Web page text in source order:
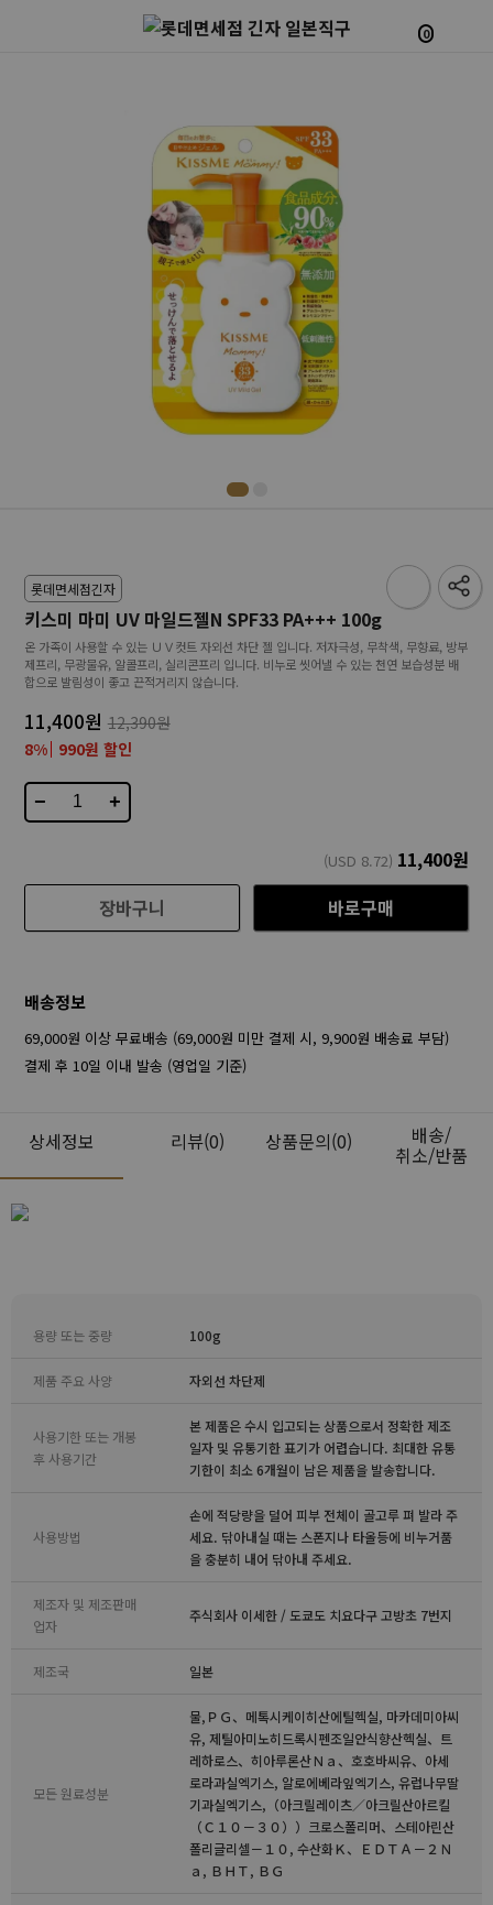
0
롯데면세점긴자
키스미 마미 UV 마일드젤N SPF33 PA+++ 100g
온 가족이 사용할 수 있는 ＵＶ컷트 자외선 차단 젤 입니다. 저자극성, 무착색, 무향료, 방부
제프리, 무광물유, 알콜프리, 실리콘프리 입니다. 비누로 씻어낼 수 있는 천연 보습성분 배
합으로 발림성이 좋고 끈적거리지 않습니다.
11,400원 12,390원
8% 990원 할인
− +
(USD 8.72) 11,400원
장바구니
바로구매
배송정보
69,000원 이상 무료배송 (69,000원 미만 결제 시, 9,900원 배송료 부담)
결제 후 10일 이내 발송 (영업일 기준)
상세정보 리뷰(0) 상품문의(0) 배송/
취소/반품
용량 또는 중량 100g
제품 주요 사양 자외선 차단제
사용기한 또는 개봉
후 사용기간
본 제품은 수시 입고되는 상품으로서 정확한 제조
일자 및 유통기한 표기가 어렵습니다. 최대한 유통
기한이 최소 6개월이 남은 제품을 발송합니다.
사용방법
손에 적당량을 덜어 피부 전체이 골고루 펴 발라 주
세요. 닦아내실 때는 스폰지나 타올등에 비누거품
을 충분히 내어 닦아내 주세요.
제조자 및 제조판매
업자
주식회사 이세한 / 도쿄도 치요다구 고방초 7번지
제조국 일본
모든 원료성분
물,ＰＧ、메톡시케이히산에틸헥실, 마카데미아씨
유, 제틸아미노히드록시펜조일안식향산헥실、트
레하로스、히아루론산Ｎａ、호호바씨유、아세
로라과실엑기스, 알로에베라잎엑기스, 유럽나무딸
기과실엑기스,（아크릴레이츠／아크릴산아르킬
（Ｃ１０－３０））크로스폴리머、스테아린산
폴리글리셀－１０, 수산화Ｋ、ＥＤＴＡ－２Ｎ
ａ, ＢＨＴ, ＢＧ